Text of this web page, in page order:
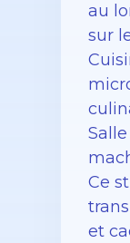
au
sur
Ce
et